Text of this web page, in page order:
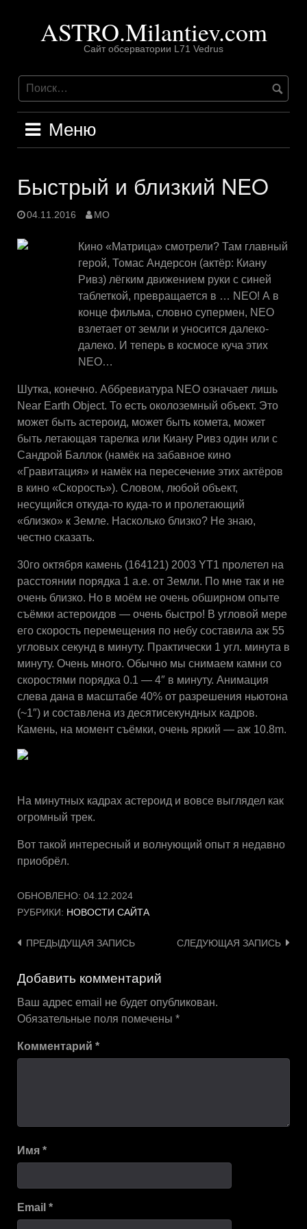
содержимомуASTRO.Milantiev.com
Сайт обсерватории L71 Vedrus
Меню
Быстрый и близкий NEO
04.11.2016 MO
Кино «Матрица» смотрели? Там главный
герой, Томас Андерсон (актёр: Киану
Ривз) лёгким движением руки с синей
таблеткой, превращается в … NEO! А в
конце фильма, словно супермен, NEO
взлетает от земли и уносится далеко-
далеко. И теперь в космосе куча этих
NEO…
Шутка, конечно. Аббревиатура NEO означает лишь
Near Earth Object. То есть околоземный объект. Это
может быть астероид, может быть комета, может
быть летающая тарелка или Киану Ривз один или с
Сандрой Баллок (намёк на забавное кино
«Гравитация» и намёк на пересечение этих актёров
в кино «Скорость»). Словом, любой объект,
несущийся откуда-то куда-то и пролетающий
«близко» к Земле. Насколько близко? Не знаю,
честно сказать.
30го октября камень (164121) 2003 YT1 пролетел на
расстоянии порядка 1 а.е. от Земли. По мне так и не
очень близко. Но в моём не очень обширном опыте
съёмки астероидов — очень быстро! В угловой мере
его скорость перемещения по небу составила аж 55
угловых секунд в минуту. Практически 1 угл. минута в
минуту. Очень много. Обычно мы снимаем камни со
скоростями порядка 0.1 — 4″ в минуту. Анимация
слева дана в масштабе 40% от разрешения ньютона
(~1″) и составлена из десятисекундных кадров.
Камень, на момент съёмки, очень яркий — аж 10.8m.
На минутных кадрах астероид и вовсе выглядел как
огромный трек.
Вот такой интересный и волнующий опыт я недавно
приобрёл.
ОБНОВЛЕНО: 04.12.2024
РУБРИКИ: НОВОСТИ САЙТА
Навигация
записям
ПРЕДЫДУЩАЯ ЗАПИСЬ СЛЕДУЮЩАЯ ЗАПИСЬ
Добавить комментарий
Ваш адрес email не будет опубликован.
Обязательные поля помечены *
Комментарий *
Имя *
Email *